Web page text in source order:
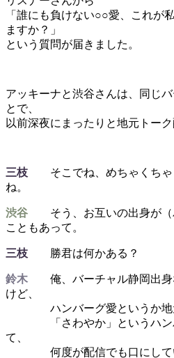
「誰にも負けない○○愛、これが
ますか？」
という質問が届きました。
アッキーナと渋谷さんは、同じ
とで、
以前深夜にまったりと地元トーク
三枝 そこでね、めちゃくちゃ
ね。
渋谷 そう、お互いの出身が（
こともあって。
三枝 勝君は何かある？
鈴木 俺、バーチャル静岡出身
けど、
ハンバーグ愛というか地
「さわやか」というハンバ
て、
何度が配信でも口にして